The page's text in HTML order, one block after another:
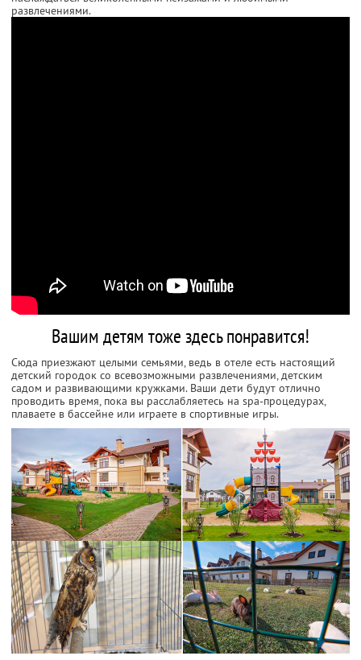
развлечениями.
Вашим детям тоже здесь понравится!
Сюда приезжают целыми семьями, ведь в отеле есть настоящий
детский городок со всевозможными развлечениями, детским
садом и развивающими кружками. Ваши дети будут отлично
проводить время, пока вы расслабляетесь на spa-процедурах,
плаваете в бассейне или играете в спортивные игры.